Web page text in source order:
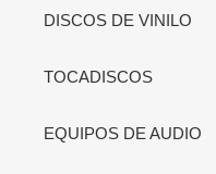
DISCOS DE VINILO
TOCADISCOS
EQUIPOS DE AUDIO